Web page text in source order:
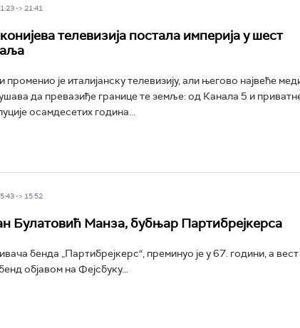
-> 21:41
телевизија постала империја у шест
је италијанску телевизију, али његово највеће
да превазиђе границе те земље: од Канала 5 и
осамдесетих година...
-> 15:52
Булатовић Манза, бубњар Партибрејкерса
бенда „Партибрејкерс“, преминуо је у 67. години, а
објавом на Фејсбуку...